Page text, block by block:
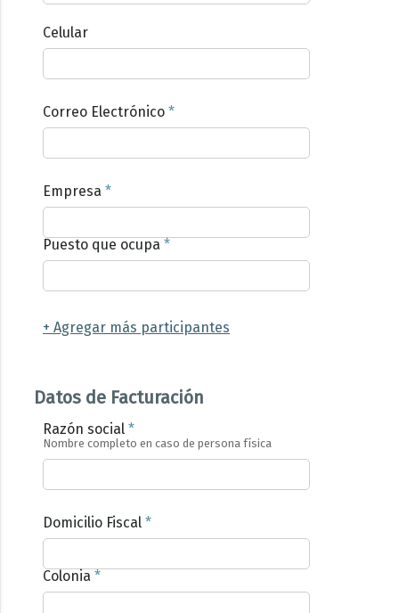
Celular
Correo Electrónico *
Empresa *
Puesto que ocupa *
+ Agregar más participantes
Datos de Facturación
Razón social *
Nombre completo en caso de persona física
Domicilio Fiscal *
Colonia *